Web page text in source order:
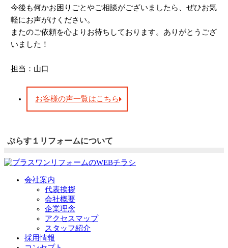
今後も何かお困りごとやご相談がございましたら、ぜひお気
軽にお声がけください。
またのご依頼を心よりお待ちしております。ありがとうござ
いました！
担当：山口
お客様の声一覧はこちら
ぷらす１リフォームについて
会社案内
代表挨拶
会社概要
企業理念
アクセスマップ
スタッフ紹介
採用情報